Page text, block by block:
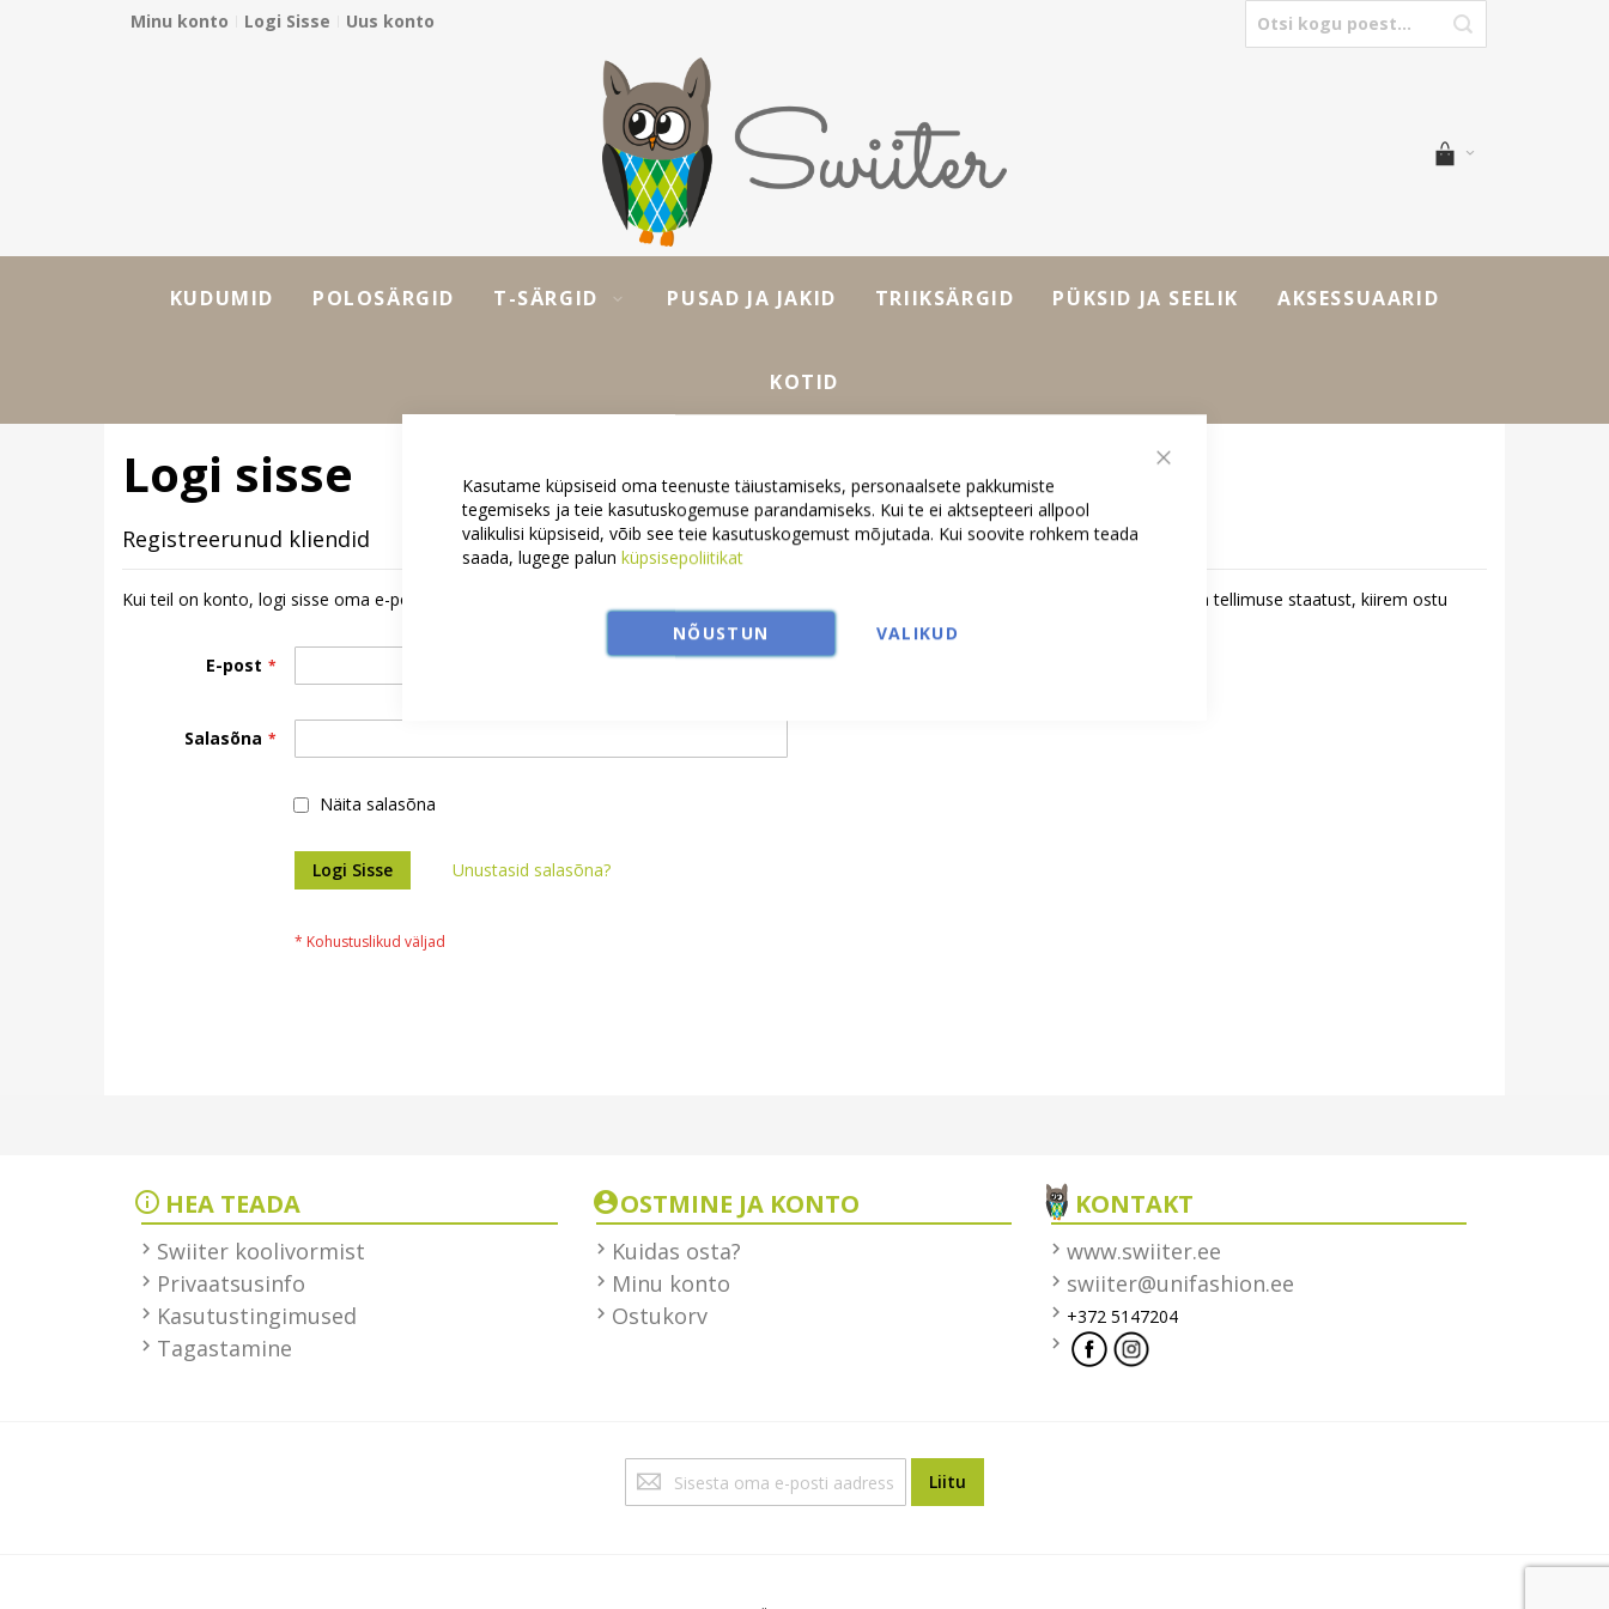
Kasutame küpsiseid oma teenuste täiustamiseks, personaalsete pakkumiste
tegemiseks ja teie kasutuskogemuse parandamiseks. Kui te ei aktsepteeri allpool
valikulisi küpsiseid, võib see teie kasutuskogemust mõjutada. Kui soovite rohkem teada
saada, lugege palun küpsisepoliitikat
NÕUSTUN VALIKUD
Skip
Minu konto Logi Sisse Uus konto
KUDUMID POLOSÄRGID T-SÄRGID PUSAD JA JAKID TRIIKSÄRGID PÜKSID JA SEELIK AKSESSUAARID
KOTID
Logi sisse
Registreerunud kliendid
Kui teil on konto, logi sisse oma e-posti aadressiga.
E-post
Salasõna
Näita salasõna
Logi Sisse Unustasid salasõna?
Uus klient
Konto loomisel on mitmeid eeliseid - saate jälgida tellimuse staatust, kiirem ostu
vormistamine ja rohkemgi.
HEA TEADA
Swiiter koolivormist
Privaatsusinfo
Kasutustingimused
Tagastamine
OSTMINE JA KONTO
Kuidas osta?
Minu konto
Ostukorv
KONTAKT
www.swiiter.ee
swiiter@unifashion.ee
+372 5147204
Liitu
uudiskirjaga:
Liitu